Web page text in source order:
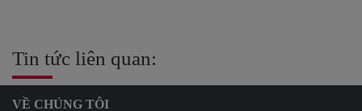
Tin tức liên quan:
VỀ CHÚNG TÔI